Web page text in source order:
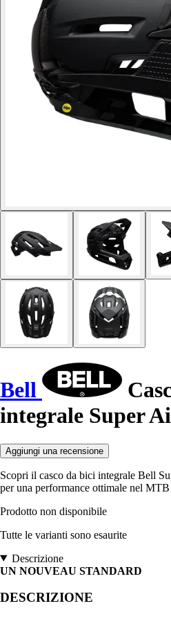
Bell
integrale Super
Aggiungi una recensione
Scopri il casco da bici integrale Bell
per una performance ottimale nel
Prodotto non disponibile
Tutte le varianti sono esaurite
Descrizione
UN NOUVEAU STANDARD
DESCRIZIONE